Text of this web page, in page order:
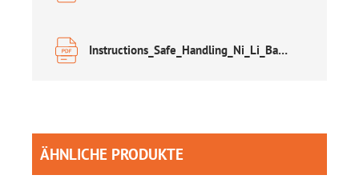
Instructions_Safe_Handling_Ni_Li_Batteries EN.pdf
Produktgalerie überspringen
ÄHNLICHE PRODUKTE